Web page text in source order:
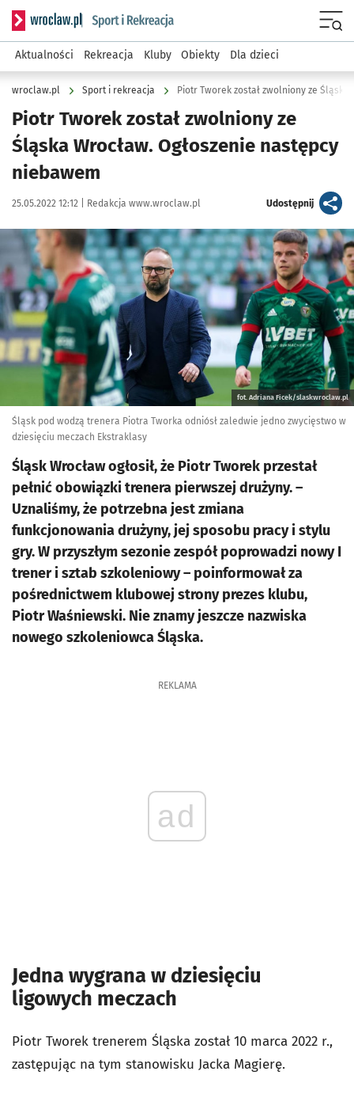
Serwis informacyjny wroclaw.pl podserwis: Sport i rekreacja
Aktualności Rekreacja Kluby Obiekty Dla dzieci
wroclaw.pl Sport i rekreacja Piotr Tworek został zwolniony ze
Piotr Tworek został zwolniony ze
Śląska Wrocław. Ogłoszenie następcy
niebawem
Data publikacji:
25.05.2022 12:12 | Autor:
Redakcja www.wroclaw.pl Udostępnijartykuł
Kliknij, aby powiększyć
fot. Adriana Ficek/slaskwroclaw.pl
Śląsk pod wodzą trenera Piotra Tworka odniósł zaledwie jedno zwycięstwo w
dziesięciu meczach Ekstraklasy
Śląsk Wrocław ogłosił, że Piotr Tworek przestał
pełnić obowiązki trenera pierwszej drużyny. –
Uznaliśmy, że potrzebna jest zmiana
funkcjonowania drużyny, jej sposobu pracy i stylu
gry. W przyszłym sezonie zespół poprowadzi nowy I
trener i sztab szkoleniowy – poinformował za
pośrednictwem klubowej strony prezes klubu,
Piotr Waśniewski. Nie znamy jeszcze nazwiska
nowego szkoleniowca Śląska.
REKLAMA
ad
Jedna wygrana w dziesięciu
ligowych meczach
Piotr Tworek trenerem Śląska został 10 marca 2022 r.,
zastępując na tym stanowisku Jacka Magierę.